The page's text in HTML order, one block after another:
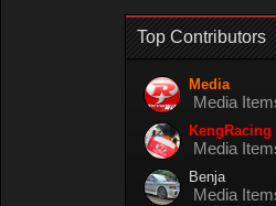
Top Contributors
Media
Media
KengRacing
Media
Benja
Media